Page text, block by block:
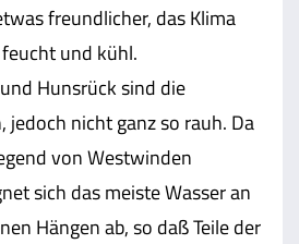
freundlicher, das Klima
und kühl.
Hunsrück sind die
jedoch nicht ganz so rauh. Da
von Westwinden
sich das meiste Wasser an
Hängen ab, so daß Teile der